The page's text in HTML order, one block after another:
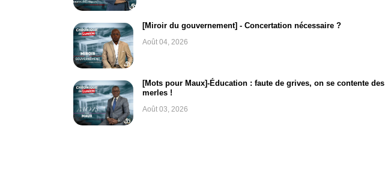
[Miroir du gouvernement] - Concertation nécessaire ?
Août 04, 2026
[Mots pour Maux]-Éducation : faute de grives, on se contente des
merles !
Août 03, 2026